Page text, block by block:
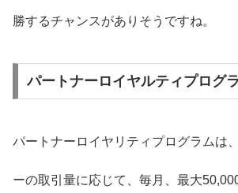
勝するチャンスがありそうですね。
パートナーロイヤルティプログ
パートナーロイヤリティプログラムは
ーの取引量に応じて、毎月、最大